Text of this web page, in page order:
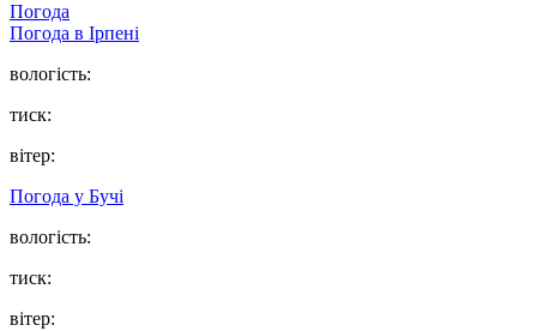
Погода
Погода в Ірпені
вологість:
тиск:
вітер:
Погода у Бучі
вологість:
тиск:
вітер: